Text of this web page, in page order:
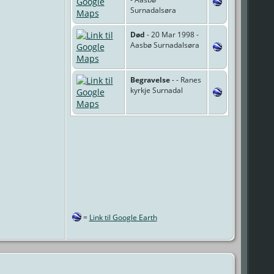
Surnadalsøra
Død - 20 Mar 1998 -
Aasbø Surnadalsøra
Begravelse- - Ranes
kyrkje Surnadal
= Link til Google Earth